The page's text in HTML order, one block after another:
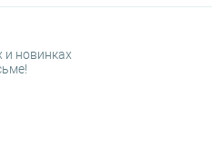
и новинках